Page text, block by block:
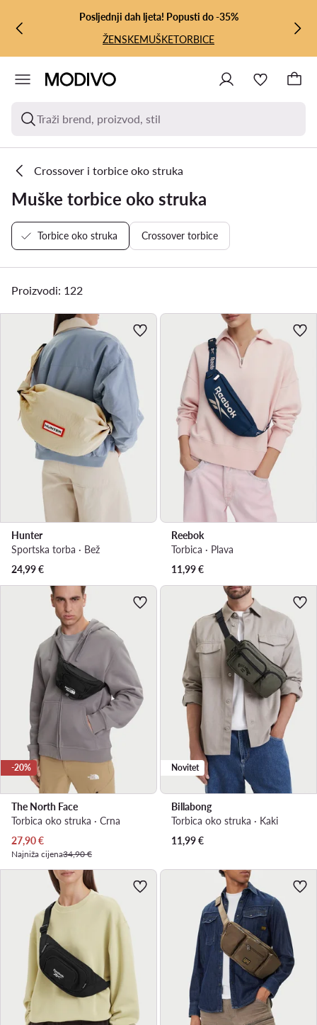
PRIJEĐI NA GLAVNI SADRŽAJ
PRIJEĐI NA PRETRAŽIVANJE
Posljednji dah ljeta! Popusti do -35%
ŽENSKEMUŠKETORBICE
Traži brend, proizvod, stil
Crossover i torbice oko struka
Muške torbice oko struka
Torbice oko struka Crossover torbice
Proizvodi: 122
Hunter
Sportska torba · Bež
24,99€
Reebok
Torbica · Plava
11,99€
-20%
The North Face
Torbica oko struka · Crna
Trenutna cijena
27,90€
Najniža cijena34,90 €
Novitet
Billabong
Torbica oko struka · Kaki
11,99€